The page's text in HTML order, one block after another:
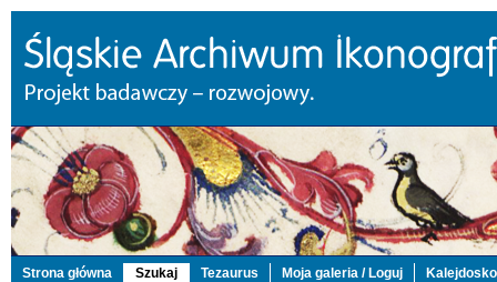
Strona główna Szukaj Tezaurus Moja galeria / Loguj